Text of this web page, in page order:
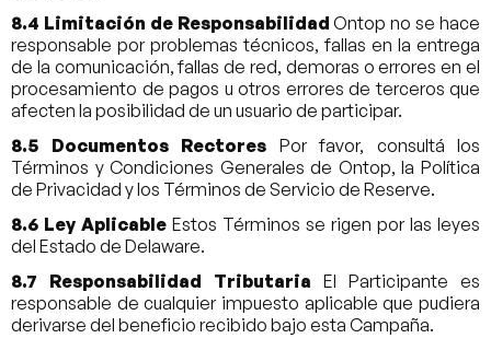
8.4 Limitación de Responsabilidad Ontop no se hace
responsable por problemas técnicos, fallas en la entrega
de la comunicación, fallas de red, demoras o errores en el
procesamiento de pagos u otros errores de terceros que
afecten la posibilidad de un usuario de participar.
8.5 Documentos Rectores Por favor, consultá los
Términos y Condiciones Generales de Ontop, la Política
de Privacidad y los Términos de Servicio de Reserve.
8.6 Ley Aplicable Estos Términos se rigen por las leyes
del Estado de Delaware.
8.7 Responsabilidad Tributaria El Participante es
responsable de cualquier impuesto aplicable que pudiera
derivarse del beneficio recibido bajo esta Campaña.